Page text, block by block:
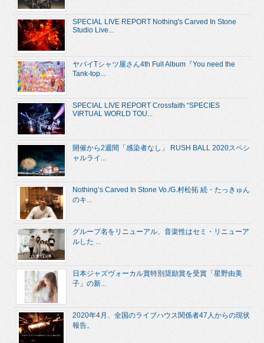
SPECIAL LIVE REPORT Nothing's Carved In Stone
Studio Live...
ヤバイTシャツ屋さん4th Full Album『You need the
Tank-top...
SPECIAL LIVE REPORT Crossfaith “SPECIES
VIRTUAL WORLD TOU...
開催から2週間「感染者なし」 RUSH BALL 2020スペシ
ャルライ...
Nothing’s Carved In Stone Vo./G.村松拓 続・たっきゅん
のキ...
グループ名をリニューアル、音楽性はセミ・リニューア
ルした ...
日本ジャズヴォーカル賞特別奨励賞を受賞「星野由美
子」の新...
2020年4月、全国のライブハウス関係者47人からの現状
報告。